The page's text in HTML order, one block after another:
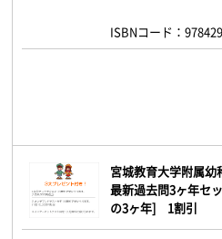
ISBNコード：
宮城教育大学附属幼
最新過去問3ヶ年セ
の3ヶ年] 1割引